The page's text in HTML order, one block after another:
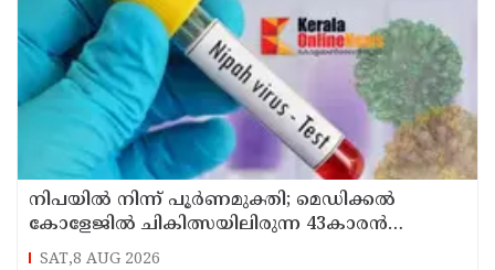
നിപയിൽ നിന്ന് പൂർണമുക്തി; മെഡിക്കൽ
കോളേജിൽ ചികിത്സയിലിരുന്ന 43കാരൻ
വീട്ടിലേക്ക് മടങ്ങി
SAT,8 AUG 2026